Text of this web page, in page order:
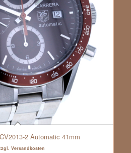
2 Automatic 41mm
Versandkosten